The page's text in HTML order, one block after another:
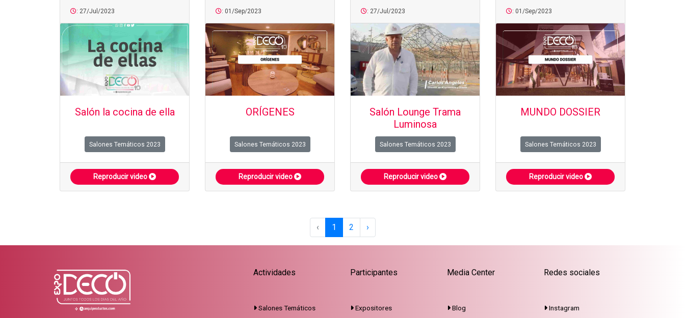
: 27/Jul/2023
Salón la cocina de ella
Salones Temáticos 2023
Reproducir video
: 01/Sep/2023
ORÍGENES
Salones Temáticos 2023
Reproducir video
: 27/Jul/2023
Salón Lounge Trama
Luminosa
Salones Temáticos 2023
Reproducir video
: 01/Sep/2023
MUNDO DOSSIER
Salones Temáticos 2023
Reproducir video
‹ 1 2 ›
Actividades
Salones Temáticos
Participantes
Expositores
Media Center
Blog
Redes sociales
Instagram